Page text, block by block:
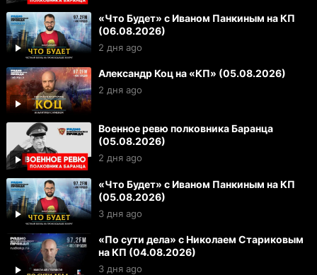
«Что Будет» с Иваном Панкиным на КП
(06.08.2026)
2 дня ago
Александр Коц на «КП» (05.08.2026)
2 дня ago
Военное ревю полковника Баранца
(05.08.2026)
2 дня ago
«Что Будет» с Иваном Панкиным на КП
(05.08.2026)
3 дня ago
«По сути дела» с Николаем Стариковым
на КП (04.08.2026)
3 дня ago